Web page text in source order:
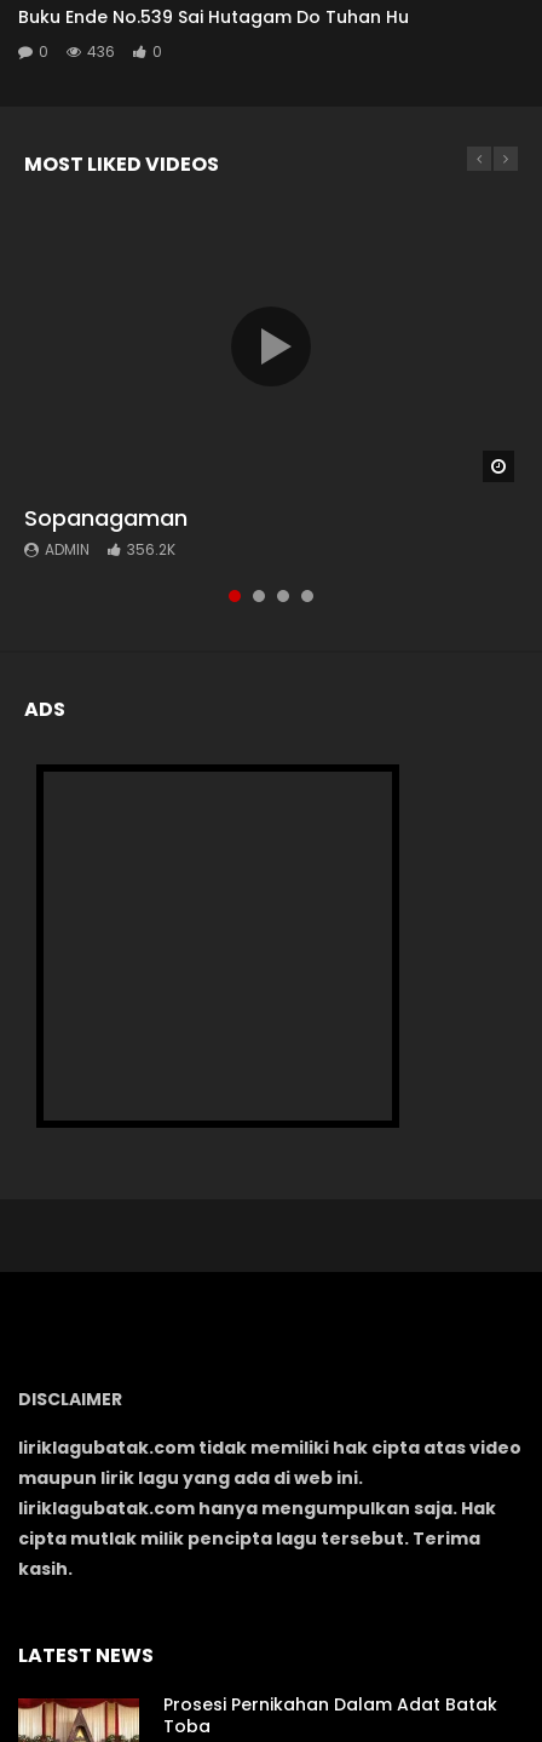
Buku Ende No.539 Sai Hutagam Do Tuhan Hu
0 436 0
MOST LIKED VIDEOS
Sopanagaman
ADMIN 356.2K
Ndang Na Ujui Be Ho
ADMIN 72.6K
Ajal Ni Portibi
ADMIN 73
Haholongi Au
ADMIN 2
ADS
DISCLAIMER
liriklagubatak.com tidak memiliki hak cipta atas video
maupun lirik lagu yang ada di web ini.
liriklagubatak.com hanya mengumpulkan saja. Hak
cipta mutlak milik pencipta lagu tersebut. Terima
kasih.
LATEST NEWS
Prosesi Pernikahan Dalam Adat Batak
Toba